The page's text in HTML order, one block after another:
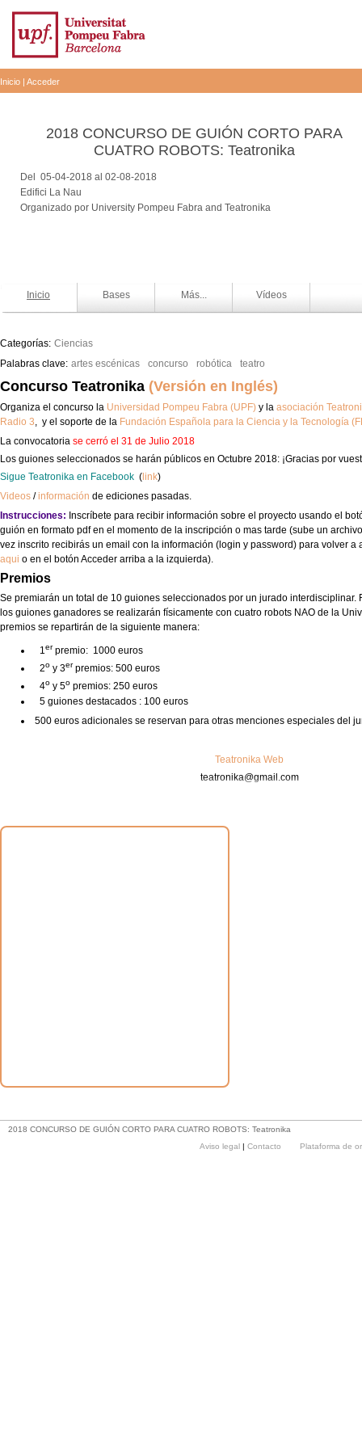
Inicio | Acceder
2018 CONCURSO DE GUIÓN CORTO PARA
CUATRO ROBOTS: Teatronika
Del 05-04-2018 al 02-08-2018
Edifici La Nau
Organizado por University Pompeu Fabra and Teatronika
Inicio Bases Más... Vídeos
Categorías: Ciencias
Palabras clave: artes escénicas concurso robótica teatro
Concurso Teatronika (Versión en Inglés)
Organiza el concurso la Universidad Pompeu Fabra (UPF) y la asociación
Radio 3, y el soporte de la Fundación Española para la Ciencia y la Tecnología
La convocatoria se cerró el 31 de Julio 2018
Los guiones seleccionados se harán públicos en Octubre 2018: ¡Gracias por
Sigue Teatronika en Facebook ( link)
Videos /información de ediciones pasadas.
Instrucciones: Inscríbete para recibir información sobre el proyecto usando el
guión en formato pdf en el momento de la inscripción o mas tarde (sube un
vez inscrito recibirás un email con la información (login y password) para volver a
aqui o en el botón Acceder arriba a la izquierda).
Premios
Se premiarán un total de 10 guiones seleccionados por un jurado interdisciplinar.
los guiones ganadores se realizarán físicamente con cuatro robots NAO de la
premios se repartirán de la siguiente manera:
1er premio: 1000 euros
2o y 3er premios: 500 euros
4o y 5o premios: 250 euros
5 guiones destacados : 100 euros
500 euros adicionales se reservan para otras menciones especiales del
Teatronika Web
teatronika@gmail.com
2018 CONCURSO DE GUIÓN CORTO PARA CUATRO ROBOTS: Teatronika
Aviso legal | Contacto Plataforma de